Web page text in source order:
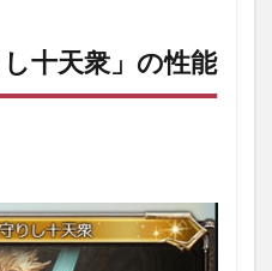
し十天衆」の性能